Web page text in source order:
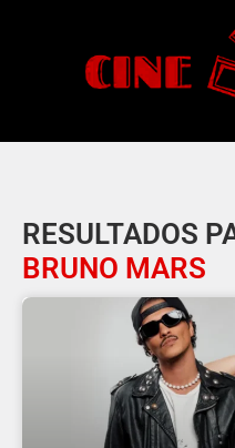
RESULTADOS
BRUNO MARS